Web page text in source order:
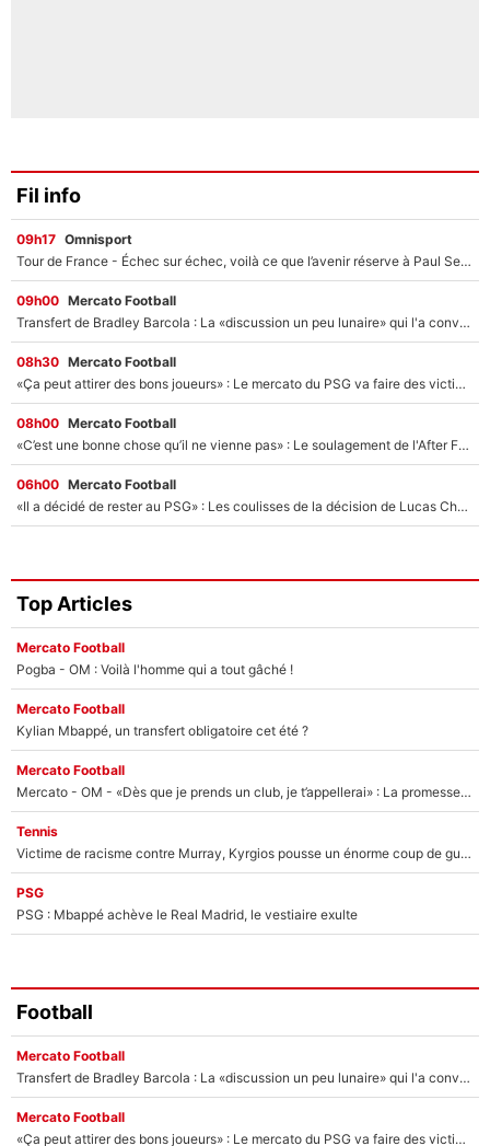
Fil info
09h17 Omnisport
Tour de France - Échec sur échec, voilà ce que l’avenir réserve à Paul Seixas : «Tant qu’il y aura un Pogacar comme celui-là...»
09h00 Mercato Football
Transfert de Bradley Barcola : La «discussion un peu lunaire» qui l'a convaincu de quitter le PSG, son entourage est pointé du doigt
08h30 Mercato Football
«Ça peut attirer des bons joueurs» : Le mercato du PSG va faire des victimes dans l'effectif de Luis Enrique ?
08h00 Mercato Football
«C’est une bonne chose qu’il ne vienne pas» : Le soulagement de l'After Foot après le transfert avorté de Yan Diomandé au PSG
06h00 Mercato Football
«Il a décidé de rester au PSG» : Les coulisses de la décision de Lucas Chevalier pour son transfert
Top Articles
Mercato Football
Pogba - OM : Voilà l'homme qui a tout gâché !
Mercato Football
Kylian Mbappé, un transfert obligatoire cet été ?
Mercato Football
Mercato - OM - «Dès que je prends un club, je t’appellerai» : La promesse de Marcelino au moment de claquer la porte
Tennis
Victime de racisme contre Murray, Kyrgios pousse un énorme coup de gueule !
PSG
PSG : Mbappé achève le Real Madrid, le vestiaire exulte
Football
Mercato Football
Transfert de Bradley Barcola : La «discussion un peu lunaire» qui l'a convaincu de quitter le PSG, son entourage est pointé du doigt
Mercato Football
«Ça peut attirer des bons joueurs» : Le mercato du PSG va faire des victimes dans l'effectif de Luis Enrique ?